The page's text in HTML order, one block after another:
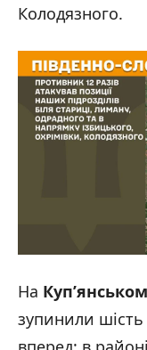
Колодязного.
На
зупинили